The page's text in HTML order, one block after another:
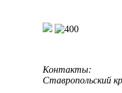
Контакты:
Ставропольский